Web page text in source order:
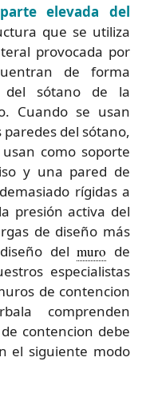
elevada del
que se utiliza
provocada por
de forma
sótano de la
Cuando se usan
del sótano,
como soporte
y una pared de
rígidas a
presión activa del
de diseño más
delmuro de
especialistas
de contencion
comprenden
de contencion debe
el siguiente modo